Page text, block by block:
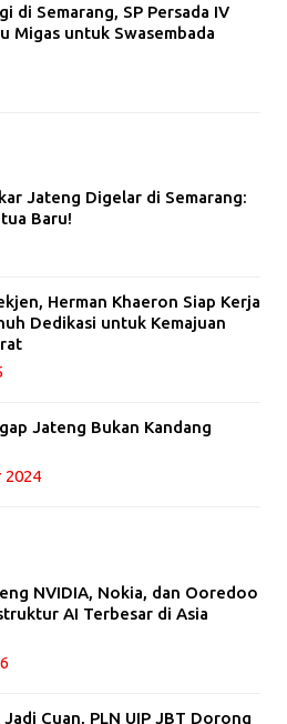
di Semarang, SP Persada IV
Migas untuk Swasembada
Jateng Digelar di Semarang:
Baru!
Herman Khaeron Siap Kerja
Dedikasi untuk Kemajuan
Jateng Bukan Kandang
NVIDIA, Nokia, dan Ooredoo
AI Terbesar di Asia
Jadi Cuan, PLN UIP JBT Dorong